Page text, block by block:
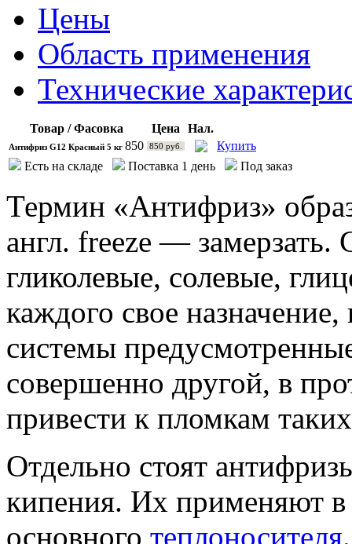
Цены
Область применения
Технические
Товар / Фасовка Цена Нал.
Антифриз G12 Красный 5 кг 850 850 руб.
Купить
Есть на складе
Поставка 1 день Под заказ
Термин «Антифриз»
англ. freeze — замерзать.
гликолевые, солевые,
каждого свое назначение,
системы
совершенно другой, в
привести к пломкам
Отдельно стоят
кипения. Их применяют в
основного теплоносителя.